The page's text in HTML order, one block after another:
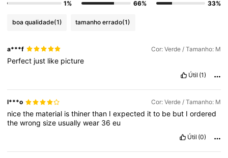
4,63 772K Seguidores
1%
66%
33%
boa qualidade(1) tamanho errado(1)
a***f Cor: Verde / Tamanho: M
Perfect just like picture
Útil (1)
l***o Cor: Verde / Tamanho: M
nicethe material isthinerthan Iexpected itto be but Iordered
thewrongsize usuallywear 36eu
Útil (0)